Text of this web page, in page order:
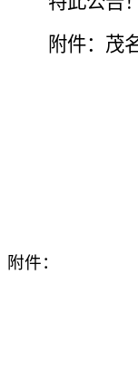
附件：茂名
附件：